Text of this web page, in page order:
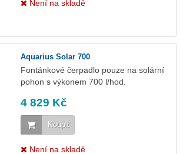
Není na skladě
Aquarius Solar 700
Fontánkové čerpadlo pouze na solární
pohon s výkonem 700 l/hod.
4 829 Kč
Koupit
Není na skladě